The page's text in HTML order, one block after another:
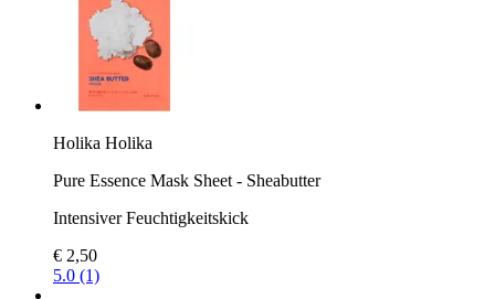
Holika Holika
Pure Essence Mask Sheet - Sheabutter
Intensiver Feuchtigkeitskick
€ 2,50
5.0 (1)